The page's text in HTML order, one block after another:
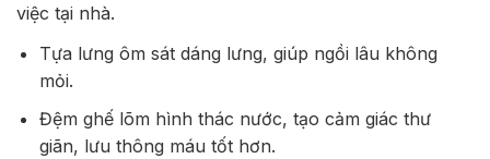
việc tại nhà.
Tựa lưng ôm sát dáng lưng, giúp ngồi lâu không
mỏi.
Đệm ghế lõm hình thác nước, tạo cảm giác thư
giãn, lưu thông máu tốt hơn.